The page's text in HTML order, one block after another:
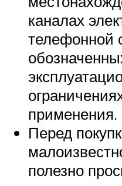
каналах
телефонной
применения.
Перед
полезно